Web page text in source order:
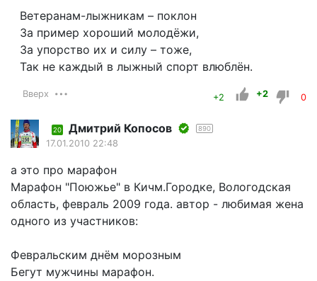
Ветеранам-лыжникам – поклон
За пример хороший молодёжи,
За упорство их и силу – тоже,
Так не каждый в лыжный спорт влюблён.
Вверх +2 +2 0
20 Дмитрий Копосов 890
17.01.2010 22:48
а это про марафон
Марафон "Поюжье" в Кичм.Городке, Вологодская
область, февраль 2009 года. автор - любимая жена
одного из участников:
Февральским днём морозным
Бегут мужчины марафон.